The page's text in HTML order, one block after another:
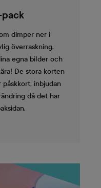
pack
dimper ner i
överraskning.
egna bilder och
De stora korten
inbjudan
då det har